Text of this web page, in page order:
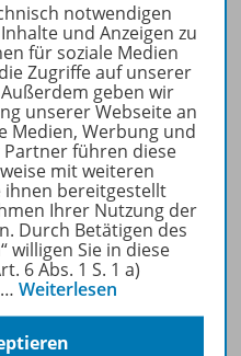
notwendigen
und Anzeigen zu
für soziale Medien
Zugriffe auf unserer
geben wir
unserer Webseite an
Medien, Werbung und
führen diese
mit weiteren
ihnen bereitgestellt
Ihrer Nutzung der
Durch Betätigen des
willigen Sie in diese
6 Abs. 1 S. 1 a)
… Weiterlesen